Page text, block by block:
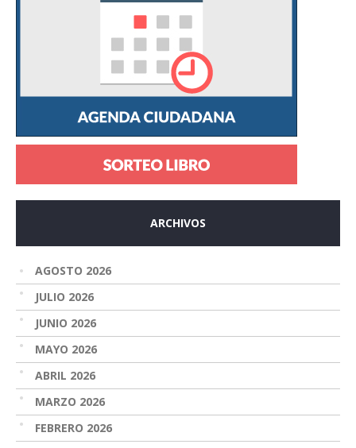
ARCHIVOS
AGOSTO 2026
JULIO 2026
JUNIO 2026
MAYO 2026
ABRIL 2026
MARZO 2026
FEBRERO 2026